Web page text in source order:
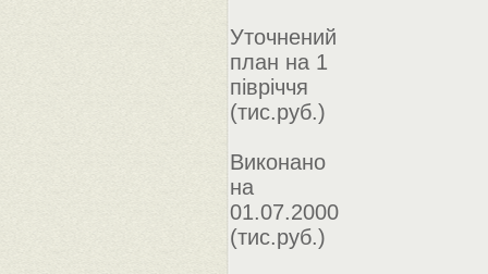
Уточнений
план на 1
півріччя
(тис.руб.)
Виконано
на
01.07.2000
(тис.руб.)